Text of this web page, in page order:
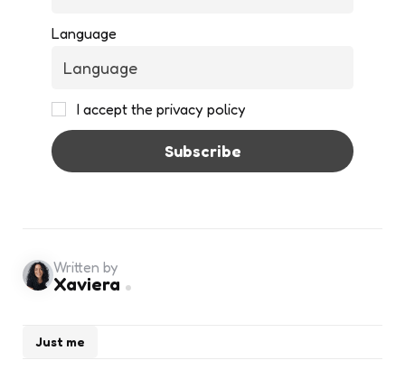
Language
I accept the privacy policy
Just me
Written by
Xaviera